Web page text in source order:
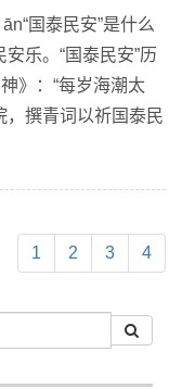
国泰民安”是什么
乐。“国泰民安”历
》：“每岁海潮太
，撰青词以祈国泰民
1 2 3 4